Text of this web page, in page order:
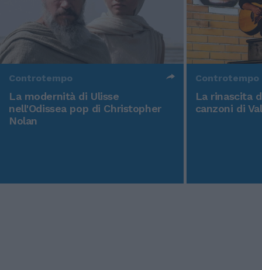
Controtempo
La modernità di Ulisse
nell'Odissea pop di Christopher
Nolan
Controtempo
La rinascita
canzoni di